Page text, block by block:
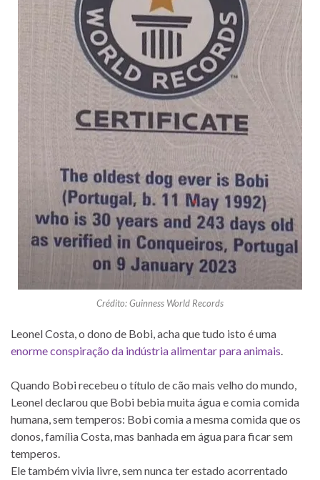
Crédito: Guinness World Records
Leonel Costa, o dono de Bobi, acha que tudo isto é uma
enorme conspiração da indústria alimentar para animais
Quando Bobi recebeu o título de cão mais velho do mundo,
Leonel declarou que Bobi bebia muita água e comia comida
humana, sem temperos: Bobi comia a mesma comida que os
donos, família Costa, mas banhada em água para ficar sem
temperos.
Ele também vivia livre, sem nunca ter estado acorrentado